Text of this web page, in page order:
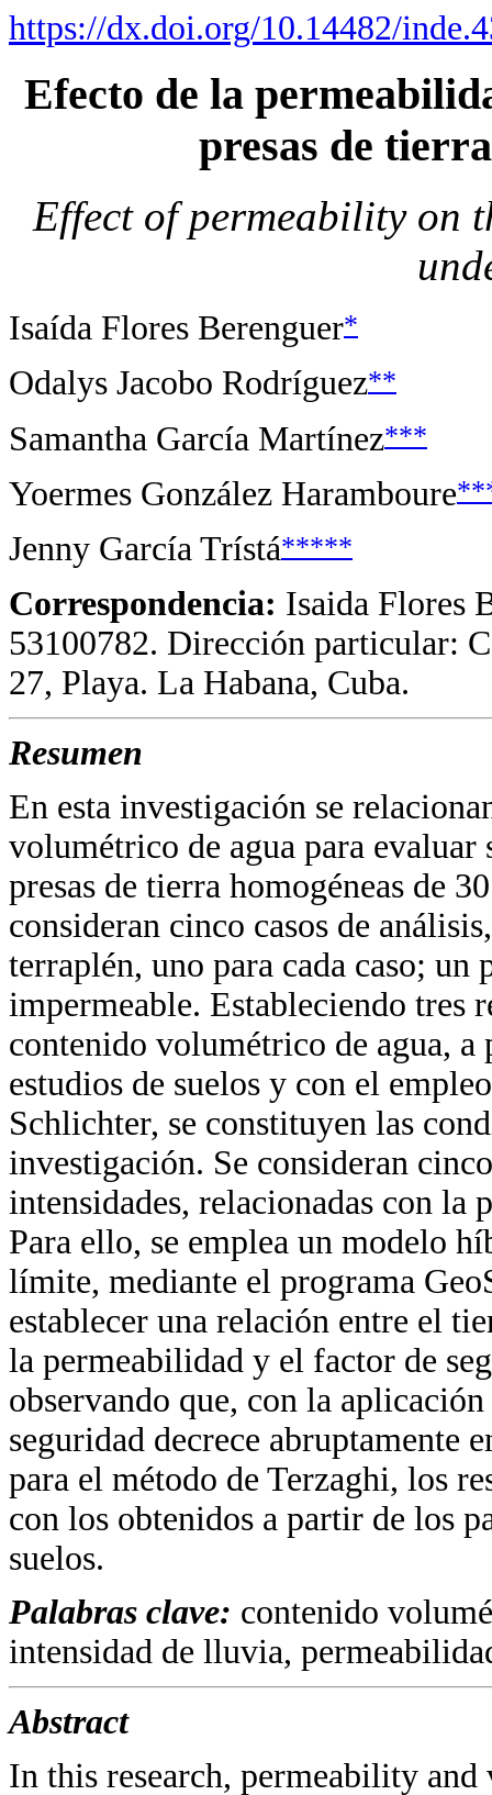
https://dx.doi.org/10.14482/
Efecto de la
presas de
Effect of permeability on
Isaída Flores Berenguer*
Odalys Jacobo Rodríguez**
Samantha García Martínez***
Yoermes González Haramboure
Jenny García Trístá*****
Correspondencia: Isaida Flores
53100782. Dirección particular:
27, Playa. La Habana, Cuba.
Resumen
En esta investigación se
volumétrico de agua para
presas de tierra homogéneas de
consideran cinco casos de
terraplén, uno para cada caso; un
impermeable. Estableciendo tres
contenido volumétrico de agua,
estudios de suelos y con el
Schlichter, se constituyen las
investigación. Se consideran
intensidades, relacionadas con la
Para ello, se emplea un modelo
límite, mediante el programa
establecer una relación entre el
la permeabilidad y el factor de
observando que, con la
seguridad decrece abruptamente
para el método de Terzaghi, los
con los obtenidos a partir de los
suelos.
Palabras clave: contenido
intensidad de lluvia,
Abstract
In this research, permeability